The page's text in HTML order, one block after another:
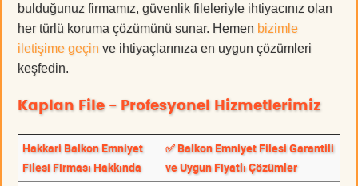
bulduğunuz firmamız, güvenlik fileleriyle ihtiyacınız olan
her türlü koruma çözümünü sunar. Hemen bizimle
iletişime geçin ve ihtiyaçlarınıza en uygun çözümleri
keşfedin.
Kaplan File - Profesyonel Hizmetlerimiz
Hakkari Balkon Emniyet
Filesi Firması Hakkında
✅ Balkon Emniyet Filesi Garantili
ve Uygun Fiyatlı Çözümler